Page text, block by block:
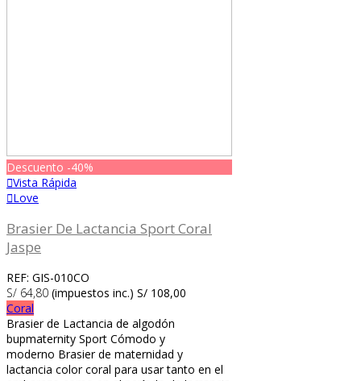
Descuento -40%
Vista Rápida
Love
Brasier De Lactancia Sport Coral
Jaspe
REF: GIS-010CO
S/ 64,80 (impuestos inc.) S/ 108,00
Coral
Brasier de Lactancia de algodón
bupmaternity Sport Cómodo y
moderno Brasier de maternidad y
lactancia color coral para usar tanto en el